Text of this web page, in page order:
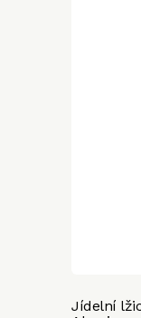
Jídelní